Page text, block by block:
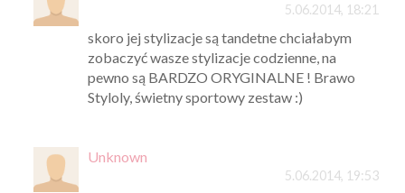
5.06.2014, 18:21
skoro jej stylizacje są tandetne chciałabym
zobaczyć wasze stylizacje codzienne, na
pewno są BARDZO ORYGINALNE ! Brawo
Styloly, świetny sportowy zestaw :)
Unknown
5.06.2014, 19:53